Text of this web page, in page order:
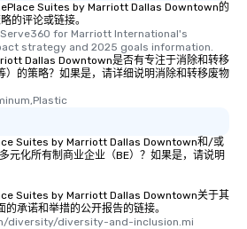
Suites by Marriott Dallas Downtown的
的评论或链接。
for Marriott International's
strategy and 2025 goals information.
Dallas Downtown是否有专注于消除和转移
）的策略？如果是，请详细说明消除和转移废物
Suites by Marriott Dallas Downtown和/或
元化所有制商业企业（BE）？如果是，请说明
Suites by Marriott Dallas Downtown关于其
承诺和举措的公开报告的链接。
diversity/diversity-and-inclusion.mi